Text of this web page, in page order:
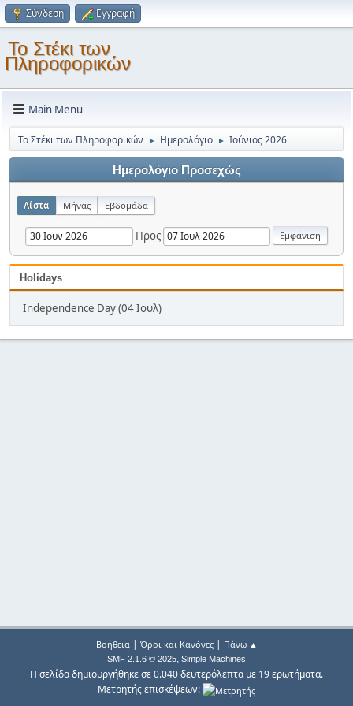
Σύνδεση Εγγραφή
Το Στέκι των
Πληροφορικών
Main Menu
Το Στέκι των Πληροφορικών ► Ημερολόγιο ► Ιούνιος 2026
Ημερολόγιο Προσεχώς
Λίστα Μήνας Εβδομάδα
Προς
Holidays
Independence Day (04 Ιουλ)
Βοήθεια| Όροι και Κανόνες| Πάνω ▲
SMF 2.1.6 © 2025, Simple Machines
Η σελίδα δημιουργήθηκε σε 0.040 δευτερόλεπτα με 19 ερωτήματα.
Μετρητής επισκέψεων: